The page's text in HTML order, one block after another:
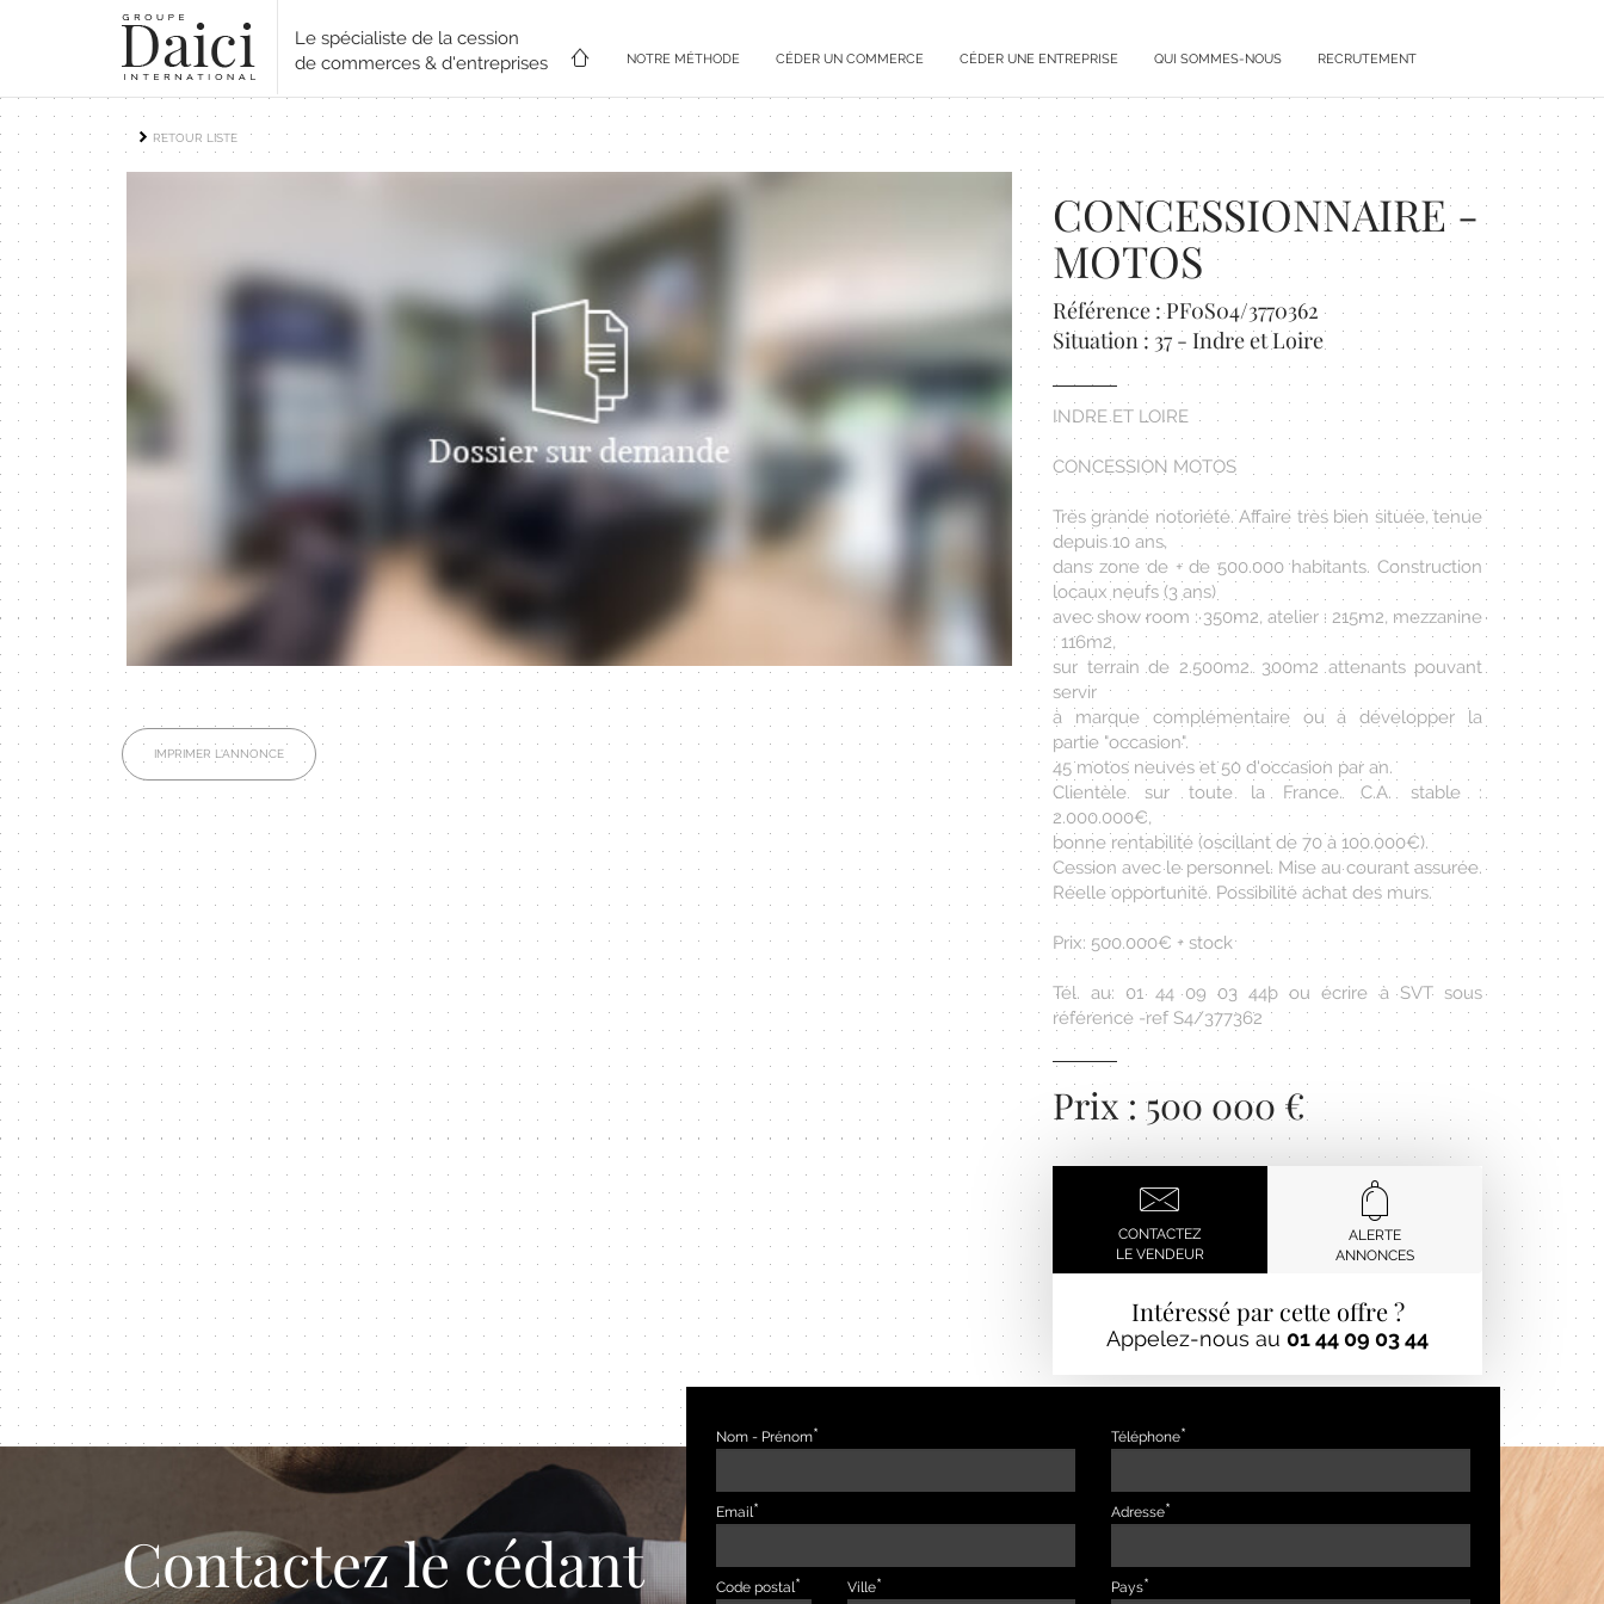
Le spécialiste de la cession
de commerces & d'entreprises
NOTRE MÉTHODE CÉDER UN COMMERCE CÉDER UNE ENTREPRISE QUI SOMMES-NOUS RECRUTEMENT
RETOUR LISTE
IMPRIMER L'ANNONCE
CONCESSIONNAIRE -
MOTOS
Référence : PF0S04/3770362
Situation : 37 - Indre et Loire
INDRE ET LOIRE
CONCESSION MOTOS
Très grande notoriété. Affaire très bien située, tenue
depuis 10 ans,
dans zone de + de 500.000 habitants. Construction
locaux neufs (3 ans)
avec show room : 350m2, atelier : 215m2, mezzanine
: 116m2,
sur terrain de 2.500m2. 300m2 attenants pouvant
servir
à marque complémentaire ou à développer la
partie "occasion".
45 motos neuves et 50 d'occasion par an.
Clientèle sur toute la France. C.A. stable :
2.000.000€,
bonne rentabilité (oscillant de 70 à 100.000€).
Cession avec le personnel. Mise au courant assurée.
Réelle opportunité. Possibilité achat des murs.
Prix: 500.000€ + stock
Tél. au: 01 44 09 03 44þ ou écrire à SVT sous
référence -ref S4/377362
Prix : 500 000 €
CONTACTEZ
LE VENDEUR
ALERTE
ANNONCES
Intéressé par cette offre ?
Appelez-nous au 01 44 09 03 44
Contactez le cédant
Nom - Prénom Téléphone
Email Adresse
Code postal Ville Pays